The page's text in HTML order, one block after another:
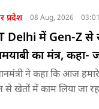
प्रदेश 08 Aug, 2026
Delhi में Gen-Z से
का मंत्र, कहा-
ने कहा कि आज
से खेतों में काम लिया जा